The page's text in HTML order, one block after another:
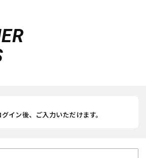
イン後、ご入力いただけます。